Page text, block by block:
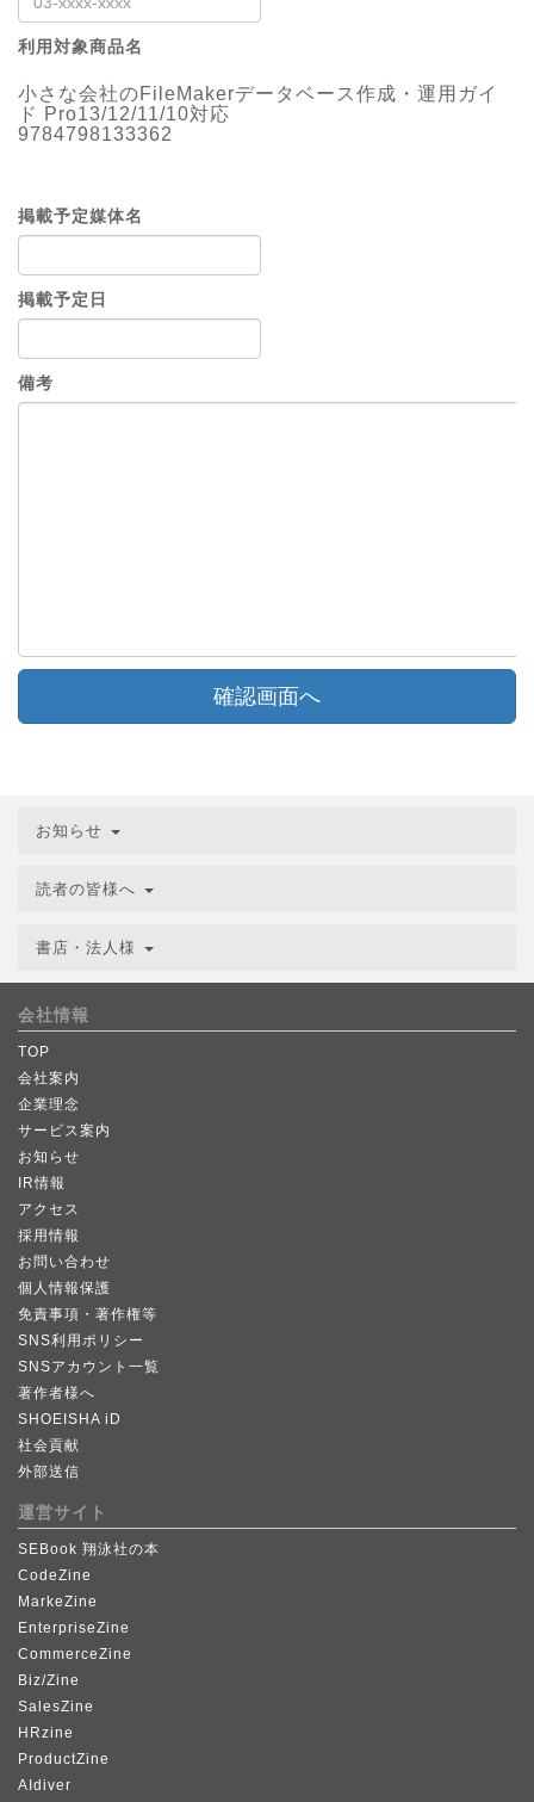
利用対象商品名
小さな会社のFileMakerデータベース作成・運用ガイ
ド Pro13/12/11/10対応
9784798133362
掲載予定媒体名
掲載予定日
備考
確認画面へ
お知らせ
読者の皆様へ
書店・法人様
会社情報
TOP
会社案内
企業理念
サービス案内
お知らせ
IR情報
アクセス
採用情報
お問い合わせ
個人情報保護
免責事項・著作権等
SNS利用ポリシー
SNSアカウント一覧
著作者様へ
SHOEISHA iD
社会貢献
外部送信
運営サイト
SEBook 翔泳社の本
CodeZine
MarkeZine
EnterpriseZine
CommerceZine
Biz/Zine
SalesZine
HRzine
ProductZine
AIdiver